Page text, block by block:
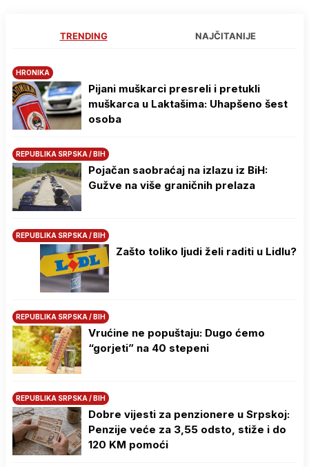
TRENDING NAJČITANIJE
HRONIKA
Pijani muškarci presreli i pretukli
muškarca u Laktašima: Uhapšeno šest
osoba
REPUBLIKA SRPSKA / BIH
Pojačan saobraćaj na izlazu iz BiH:
Gužve na više graničnih prelaza
REPUBLIKA SRPSKA / BIH
Zašto toliko ljudi želi raditi u Lidlu?
REPUBLIKA SRPSKA / BIH
Vrućine ne popuštaju: Dugo ćemo
“gorjeti” na 40 stepeni
REPUBLIKA SRPSKA / BIH
Dobre vijesti za penzionere u Srpskoj:
Penzije veće za 3,55 odsto, stiže i do
120 KM pomoći